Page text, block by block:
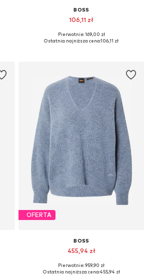
BOSS
106,11 zł
Dostępne rozmiary: 55-60
Pierwotnie: 169,00 zł
Ostatnia najniższa cena:106,11 zł
OFERTA
BOSS
455,94 zł
Dostępne rozmiary: S, M, L
Pierwotnie: 959,90 zł
Ostatnia najniższa cena:455,94 zł